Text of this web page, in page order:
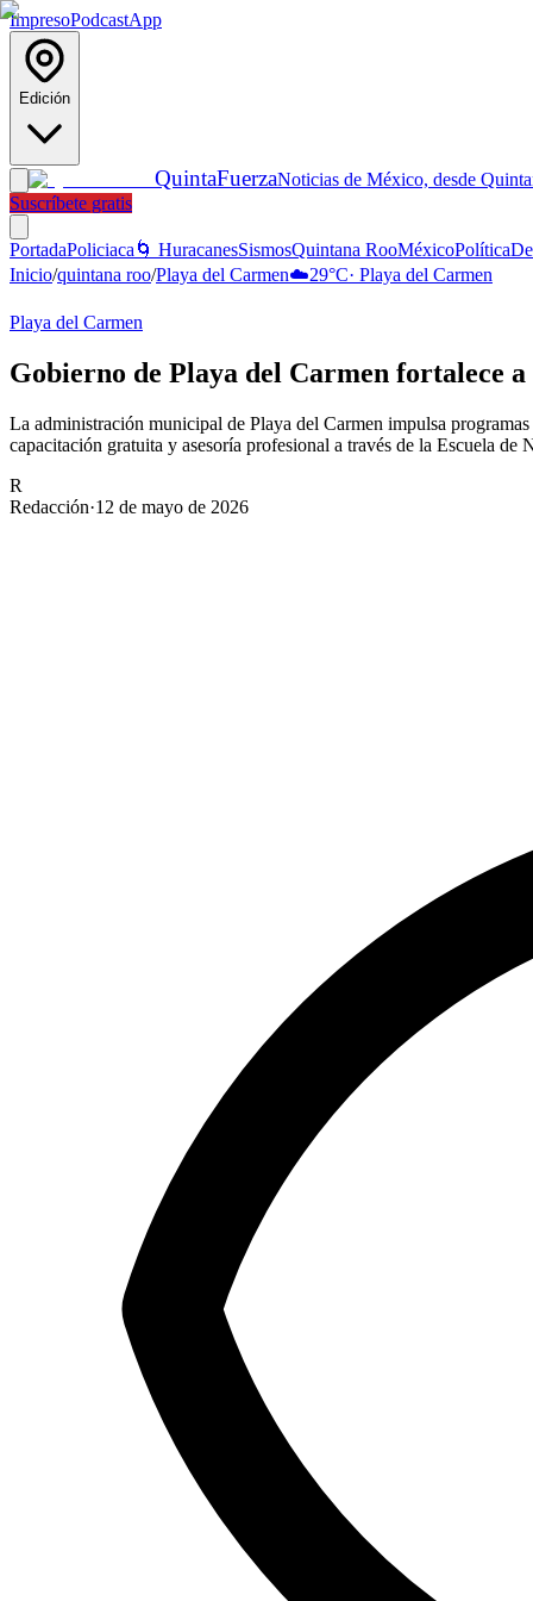
ImpresoPodcastApp
Edición
QuintaFuerzaNoticias de México, desde
Suscríbete gratis
PortadaPoliciaca 🌀 HuracanesSismosQuintana RooMéxicoPolítica
Inicio/quintana roo/Playa del Carmen☁️29°C· Playa del Carmen
Playa del Carmen
Gobierno de Playa del Carmen fortalece
La administración municipal de Playa del Carmen impulsa
capacitación gratuita y asesoría profesional a través de la Escuela de
R
Redacción·12 de mayo de 2026